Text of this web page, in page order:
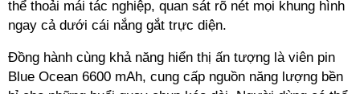
thể thoải mái tác nghiệp, quan sát rõ nét mọi khung hình
ngay cả dưới cái nắng gắt trực diện.
Đồng hành cùng khả năng hiển thị ấn tượng là viên pin
Blue Ocean 6600 mAh, cung cấp nguồn năng lượng bền